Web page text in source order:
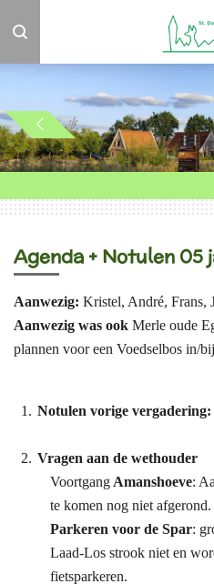
direct
naar
hoofdinhoud
Agenda + Notulen 05
Aanwezig: Kristel, André, Frans,
Aanwezig was ook Merle oude
plannen voor een Voedselbos in/
Notulen vorige vergadering:
Vragen aan de wethouder
Voortgang Amanshoeve:
te komen nog niet
Parkeren voor de Spar:
Laad-Los strook niet en
fietsparkeren.